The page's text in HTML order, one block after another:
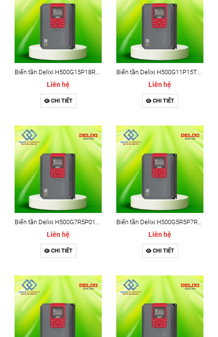
Biến tần Delixi H500G15P18R5T4B - Delixi H500 18.5kw
Liên hệ
CHI TIẾT
Biến tần Delixi H500G11P15T4B - Delixi H500 15kw
Liên hệ
CHI TIẾT
Biến tần Delixi H500G7R5P011T4B - Delixi H500 11kw
Liên hệ
CHI TIẾT
Biến tần Delixi H500G5R5P7R5T4B - Delixi H500 7.5kw
Liên hệ
CHI TIẾT